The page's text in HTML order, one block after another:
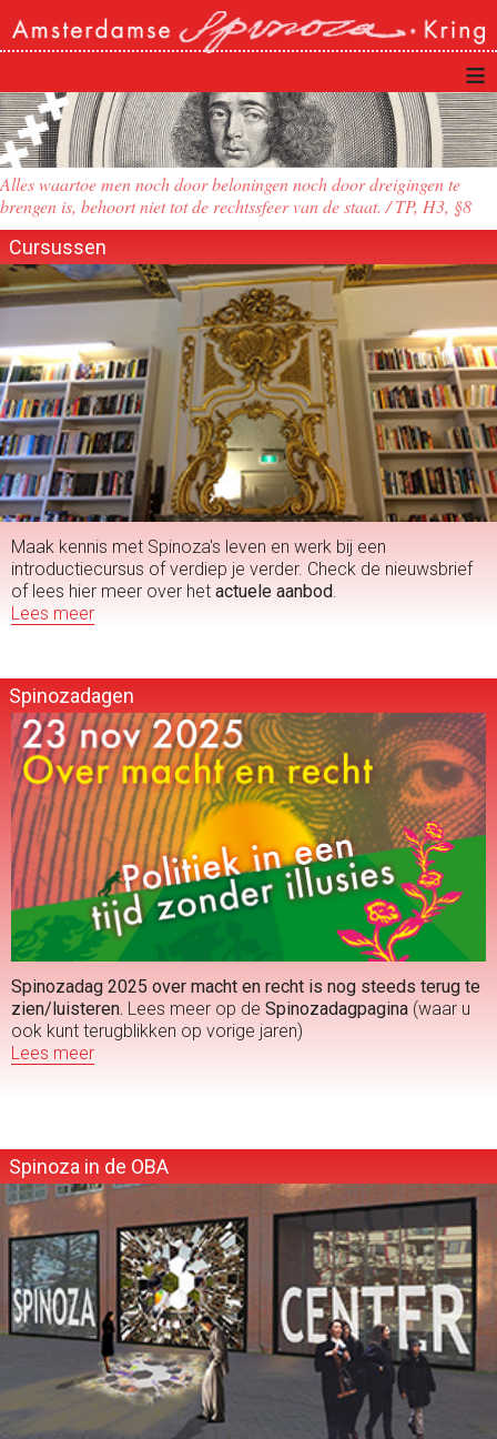
≡
Alles waartoe men noch door beloningen noch door dreigingen te
brengen is, behoort niet tot de rechtssfeer van de staat. / TP, H3, §8
Cursussen
Maak kennis met Spinoza's leven en werk bij een
introductiecursus of verdiep je verder. Check de nieuwsbrief
of lees hier meer over het actuele aanbod
Lees meer
Spinozadagen
Spinozadag 2025 over macht en recht is nog steeds terug te
zien/luisteren. Lees meer op de Spinozadagpagina (waar u
ook kunt terugblikken op vorige jaren)
Lees meer
Spinoza in de OBA